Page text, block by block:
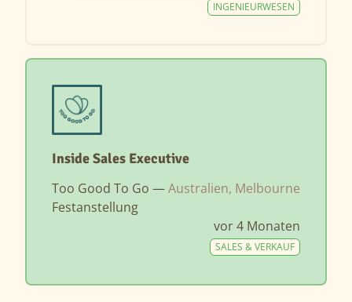
INGENIEURWESEN
Inside Sales Executive
Too Good To Go —Australien, Melbourne
Festanstellung
vor 4 Monaten
SALES & VERKAUF